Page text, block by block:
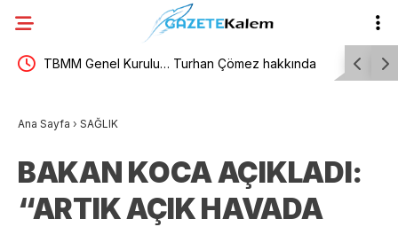
TBMM Genel Kurulu… Turhan Çömez hakkında TBMM
Ana Sayfa › SAĞLIK
BAKAN KOCA AÇIKLADI:
“ARTIK AÇIK HAVADA